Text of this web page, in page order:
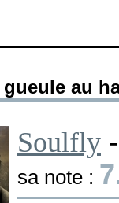
au
Soulfly -
sa note :